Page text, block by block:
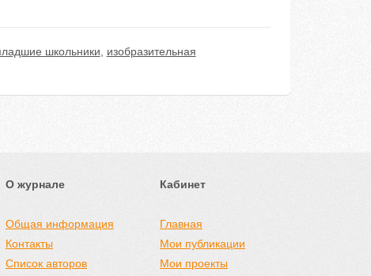
школьники
изобразительная
О журнале
Общая информация
Контакты
Список авторов
Кабинет
Главная
Мои публикации
Мои проекты